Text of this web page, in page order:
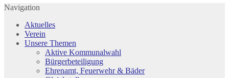
Navigation
Aktuelles
Verein
Unsere Themen
Aktive Kommunalwahl
Bürgerbeteiligung
Ehrenamt, Feuerwehr & Bäder